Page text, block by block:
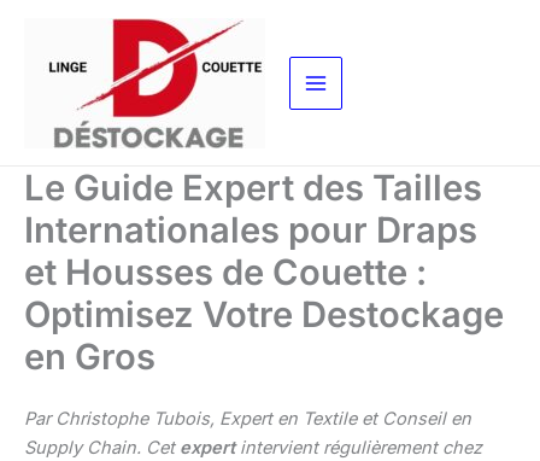
contenu
Le Guide Expert des Tailles
Internationales pour Draps
et Housses de Couette :
Optimisez Votre Destockage
en Gros
Par Christophe Tubois, Expert en Textile et Conseil en
Supply Chain. Cet expertintervient régulièrement chez